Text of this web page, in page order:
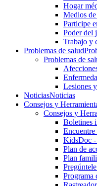
Hogar
Medios
Participe
Poder del
Trabajo y
Problemas de salud
Problemas de
Lesiones
NoticiasNoticias
Consejos y
Consejos y
Boletines
Encuentre
KidsDoc -
Plan de
Plan
Programa